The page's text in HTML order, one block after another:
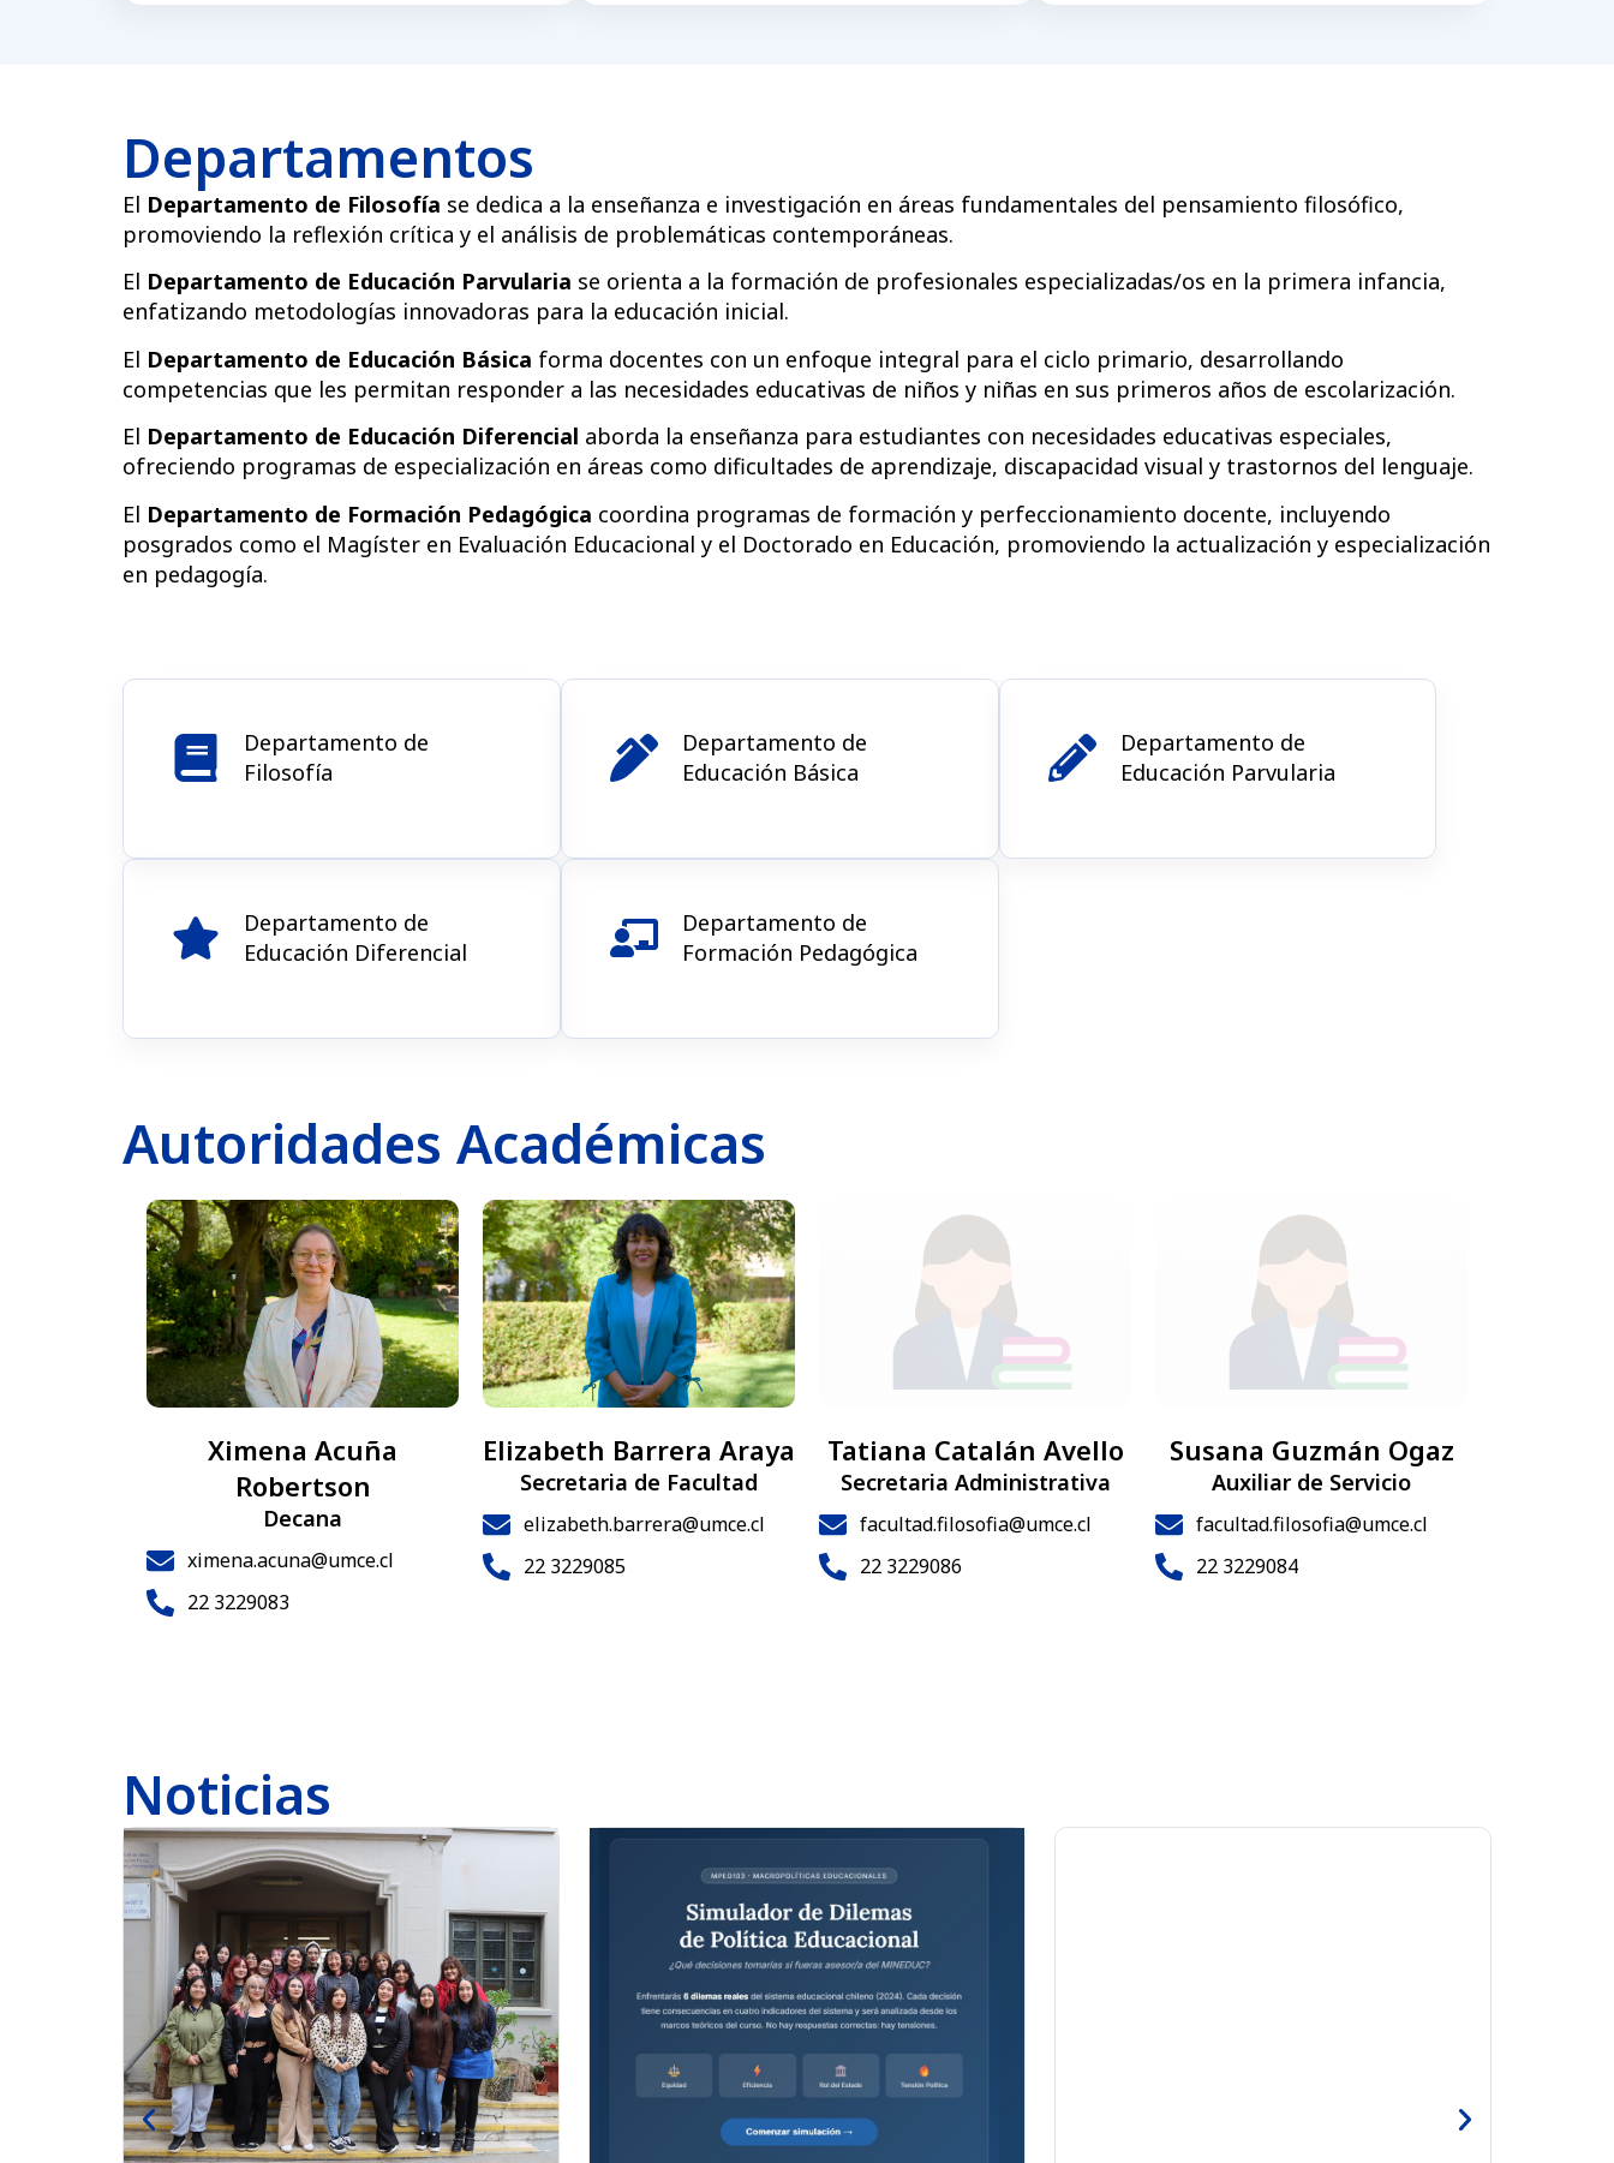
Departamentos
El Departamento de Filosofía se dedica a la enseñanza e investigación en áreas fundamentales del pensamiento filosófico,
promoviendo la reflexión crítica y el análisis de problemáticas contemporáneas.
El Departamento de Educación Parvularia se orienta a la formación de profesionales especializadas/os en la primera infancia,
enfatizando metodologías innovadoras para la educación inicial.
El Departamento de Educación Básica forma docentes con un enfoque integral para el ciclo primario, desarrollando
competencias que les permitan responder a las necesidades educativas de niños y niñas en sus primeros años de escolarización.
El Departamento de Educación Diferencial aborda la enseñanza para estudiantes con necesidades educativas especiales,
ofreciendo programas de especialización en áreas como dificultades de aprendizaje, discapacidad visual y trastornos del lenguaje.
El Departamento de Formación Pedagógica coordina programas de formación y perfeccionamiento docente, incluyendo
posgrados como el Magíster en Evaluación Educacional y el Doctorado en Educación, promoviendo la actualización y especialización
en pedagogía.
Departamento de
Filosofía​
Departamento de
Educación Básica​
Departamento de
Educación Parvularia
Departamento de
Educación Diferencial
Departamento de
Formación Pedagógica
Autoridades Académicas
Ximena Acuña
Robertson
Decana
ximena.acuna@umce.cl
22 3229083
Elizabeth Barrera Araya
Secretaria de Facultad
elizabeth.barrera@umce.cl
22 3229085
Tatiana Catalán Avello
Secretaria Administrativa
facultad.filosofia@umce.cl
22 3229086
Susana Guzmán Ogaz
Auxiliar de Servicio
facultad.filosofia@umce.cl
22 3229084
Noticias